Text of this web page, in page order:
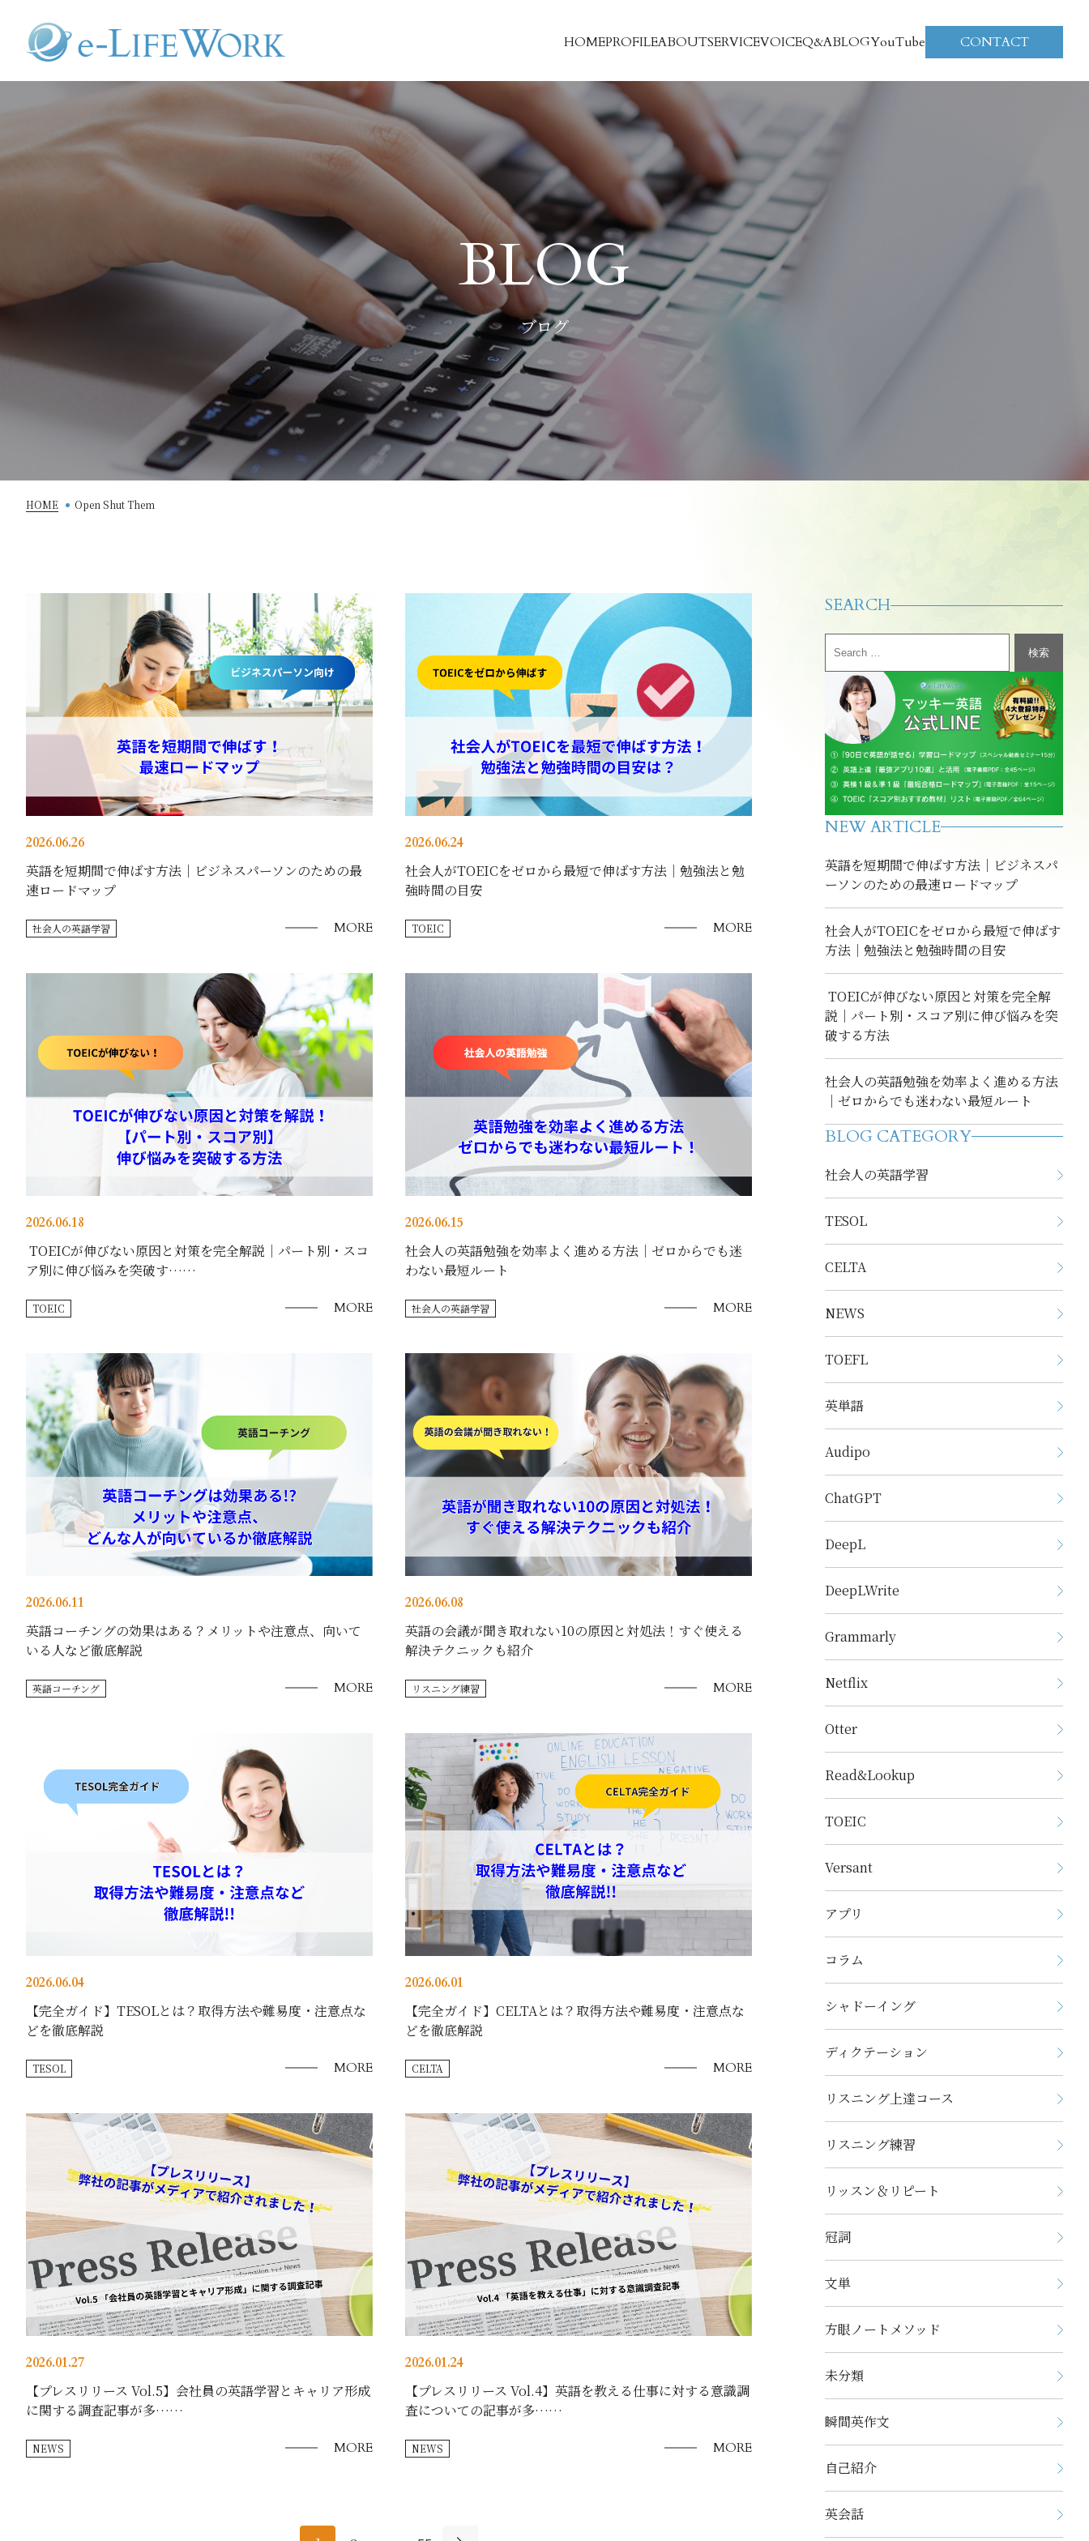
HOMEPROFILEABOUTSERVICEVOICEQ&ABLOGYouTube CONTACT
BLOG
ブログ
HOME Open Shut Them
2026.06.26
英語を短期間で伸ばす方法｜ビジネスパーソンのための最
速ロードマップ
社会人の英語学習 MORE
2026.06.24
社会人がTOEICをゼロから最短で伸ばす方法｜勉強法と勉
強時間の目安
TOEIC MORE
2026.06.18
TOEICが伸びない原因と対策を完全解説｜パート別・スコ
ア別に伸び悩みを突破す……
TOEIC MORE
2026.06.15
社会人の英語勉強を効率よく進める方法｜ゼロからでも迷
わない最短ルート
社会人の英語学習 MORE
2026.06.11
英語コーチングの効果はある？メリットや注意点、向いて
いる人など徹底解説
英語コーチング MORE
2026.06.08
英語の会議が聞き取れない10の原因と対処法！すぐ使える
解決テクニックも紹介
リスニング練習 MORE
2026.06.04
【完全ガイド】TESOLとは？取得方法や難易度・注意点な
どを徹底解説
TESOL MORE
2026.06.01
【完全ガイド】CELTAとは？取得方法や難易度・注意点な
どを徹底解説
CELTA MORE
2026.01.27
【プレスリリース Vol.5】会社員の英語学習とキャリア形成
に関する調査記事が多……
NEWS MORE
2026.01.24
【プレスリリース Vol.4】英語を教える仕事に対する意識調
査についての記事が多……
NEWS MORE
SEARCH
NEW ARTICLE
英語を短期間で伸ばす方法｜ビジネスパ
ーソンのための最速ロードマップ
社会人がTOEICをゼロから最短で伸ばす
方法｜勉強法と勉強時間の目安
TOEICが伸びない原因と対策を完全解
説｜パート別・スコア別に伸び悩みを突
破する方法
社会人の英語勉強を効率よく進める方法
｜ゼロからでも迷わない最短ルート
BLOG CATEGORY
社会人の英語学習
TESOL
CELTA
NEWS
TOEFL
英単語
Audipo
ChatGPT
DeepL
DeepLWrite
Grammarly
Netflix
Otter
Read&Lookup
TOEIC
Versant
アプリ
コラム
シャドーイング
ディクテーション
リスニング上達コース
リスニング練習
リッスン＆リピート
冠詞
文単
方眼ノートメソッド
未分類
瞬間英作文
自己紹介
英会話